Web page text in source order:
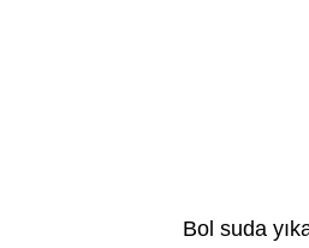
Bol suda